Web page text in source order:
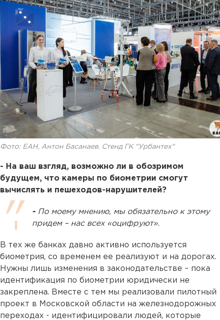
Фото: ЕАН, Антон Басанаев. Стенд ГК "Урбантех"
- На ваш взгляд, возможно ли в обозримом
будущем, что камеры по биометрии смогут
вычислять и пешеходов-нарушителей?
- По моему мнению, мы обязательно к этому
придем – нас всех «оцифруют».
В тех же банках давно активно используется
биометрия, со временем ее реализуют и на дорогах.
Нужны лишь изменения в законодательстве – пока
идентификация по биометрии юридически не
закреплена. Вместе с тем мы реализовали пилотный
проект в Московской области на железнодорожных
переходах - идентифицировали людей, которые